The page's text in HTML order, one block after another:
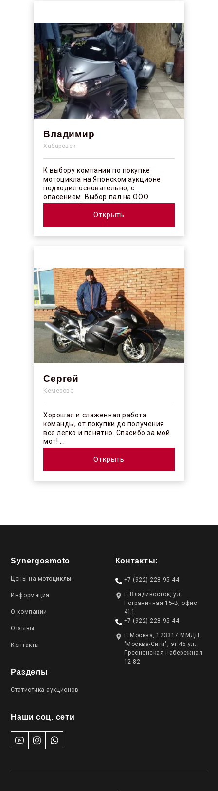
Владимир
Хабаровск
К выбору компании по покупке
мотоцикла на Японском аукционе
подходил основательно, с
опасением. Выбор пал на ООО
"Синергос" после изучения отзывов в
Открыть
Сергей
Кемерово
Хорошая и слаженная работа
команды, от покупки до получения
все легко и понятно. Спасибо за мой
мот! ...
Открыть
Synergosmoto
Цены на мотоциклы
Информация
О компании
Отзывы
Контакты
Разделы
Статистика аукционов
Наши соц. сети
Контакты:
+7 (922) 228-95-44
г. Владивосток, ул.
Пограничная 15-В, офис
411
+7 (922) 228-95-44
г. Москва, 123317 ММДЦ
"Москва-Сити", эт.45 ул.
Пресненская набережная
12-82